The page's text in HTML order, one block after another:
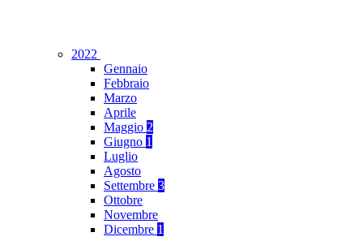
2022
Gennaio
Febbraio
Marzo
Aprile
Maggio 2
Giugno 1
Luglio
Agosto
Settembre 3
Ottobre
Novembre
Dicembre 1